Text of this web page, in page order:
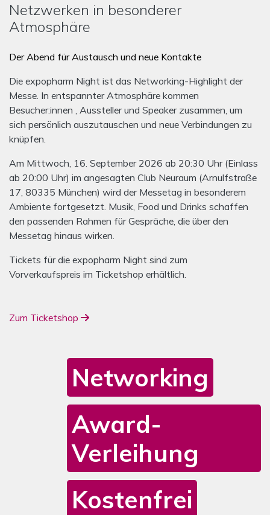
Netzwerken in besonderer
Atmosphäre
Der Abend für Austausch und neue Kontakte
Die expopharm Night ist das Networking-Highlight der
Messe. In entspannter Atmosphäre kommen
Besucher:innen , Aussteller und Speaker zusammen, um
sich persönlich auszutauschen und neue Verbindungen zu
knüpfen.
Am Mittwoch, 16. September 2026 ab 20:30 Uhr (Einlass
ab 20:00 Uhr) im angesagten Club Neuraum (Arnulfstraße
17, 80335 München) wird der Messetag in besonderem
Ambiente fortgesetzt. Musik, Food und Drinks schaffen
den passenden Rahmen für Gespräche, die über den
Messetag hinaus wirken.
Tickets für die expopharm Night sind zum
Vorverkaufspreis im Ticketshop erhältlich.
Zum Ticketshop
Networking
Award-
Verleihung
Kostenfrei